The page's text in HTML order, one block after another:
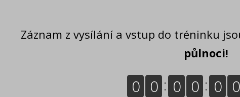
Záznam z vysílání a vstup do tréninku
půlnoci!
0 0 0 0 0 0